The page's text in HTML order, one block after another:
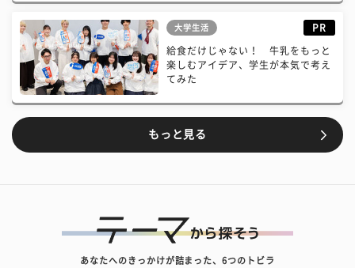
大学生活 PR
給食だけじゃない！ 牛乳をもっと
楽しむアイデア、学生が本気で考え
てみた
もっと見る
あなたへのきっかけが詰まった、6つのトビラ